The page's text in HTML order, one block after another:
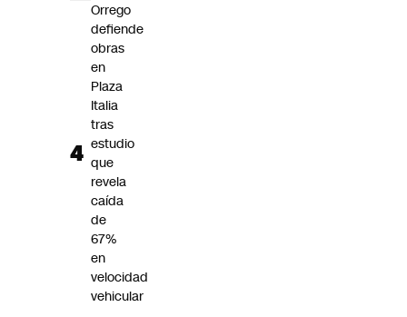
Orrego
defiende
obras
en
Plaza
Italia
tras
estudio
que
revela
caída
de
67%
en
velocidad
vehicular